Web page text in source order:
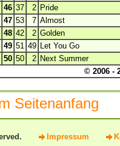
© 2006 -
46 37 2 Pride
47 53 7 Almost
48 42 2 Golden
49 51 49
Let You Go
50 50 2 Next Summer
Seitenanfang
Impressum